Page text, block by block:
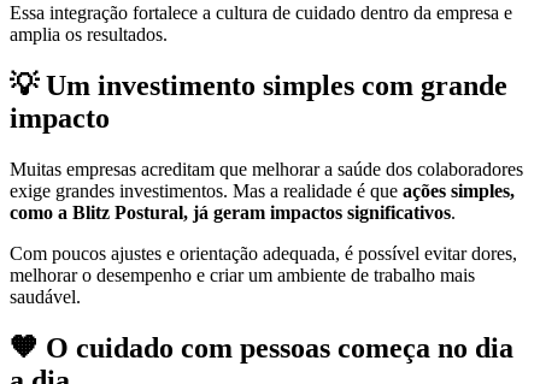
Essa integração fortalece a cultura de cuidado dentro da empresa e
amplia os resultados.
💡Um investimento simples com grande
impacto
Muitas empresas acreditam que melhorar a saúde dos colaboradores
exige grandes investimentos. Mas a realidade é que ações simples,
como a Blitz Postural, já geram impactos significativos.
Com poucos ajustes e orientação adequada, é possível evitar dores,
melhorar o desempenho e criar um ambiente de trabalho mais
saudável.
🧡 O cuidado com pessoas começa no dia